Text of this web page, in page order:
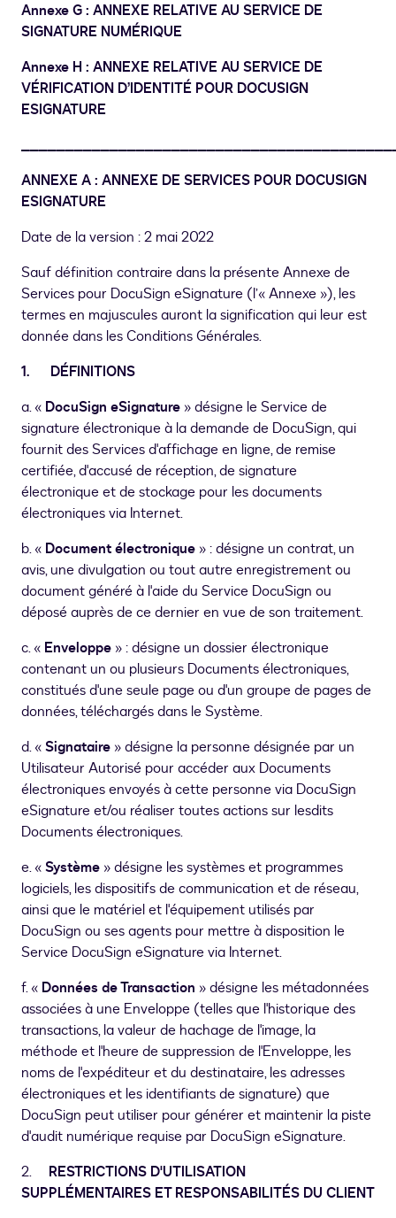
Annexe G : ANNEXE RELATIVE AU SERVICE DE
SIGNATURE NUMÉRIQUE
Annexe H : ANNEXE RELATIVE AU SERVICE DE
VÉRIFICATION D’IDENTITÉ POUR DOCUSIGN
ESIGNATURE
ANNEXE A : ANNEXE DE SERVICES POUR DOCUSIGN
ESIGNATURE
Date de la version : 2 mai 2022
Sauf définition contraire dans la présente Annexe de
Services pour DocuSign eSignature (l’« Annexe »), les
termes en majuscules auront la signification qui leur est
donnée dans les Conditions Générales.
1.
DÉFINITIONS
a. « DocuSign eSignature » désigne le Service de
signature électronique à la demande de DocuSign, qui
fournit des Services d'affichage en ligne, de remise
certifiée, d'accusé de réception, de signature
électronique et de stockage pour les documents
électroniques via Internet.
b. « Document électronique » : désigne un contrat, un
avis, une divulgation ou tout autre enregistrement ou
document généré à l'aide du Service DocuSign ou
déposé auprès de ce dernier en vue de son traitement.
c. « Enveloppe » : désigne un dossier électronique
contenant un ou plusieurs Documents électroniques,
constitués d'une seule page ou d'un groupe de pages de
données, téléchargés dans le Système.
d. «Signataire » désigne la personne désignée par un
Utilisateur Autorisé pour accéder aux Documents
électroniques envoyés à cette personne via DocuSign
eSignature et/ou réaliser toutes actions sur lesdits
Documents électroniques.
e. «Système » désigne les systèmes et programmes
logiciels, les dispositifs de communication et de réseau,
ainsi que le matériel et l'équipement utilisés par
DocuSign ou ses agents pour mettre à disposition le
Service DocuSign eSignature via Internet.
f. « Données de Transaction » désigne les métadonnées
associées à une Enveloppe (telles que l'historique des
transactions, la valeur de hachage de l'image, la
méthode et l'heure de suppression de l'Enveloppe, les
noms de l'expéditeur et du destinataire, les adresses
électroniques et les identifiants de signature) que
DocuSign peut utiliser pour générer et maintenir la piste
d'audit numérique requise par DocuSign eSignature.
2. RESTRICTIONS D'UTILISATION
SUPPLÉMENTAIRES ET RESPONSABILITÉS DU CLIENT